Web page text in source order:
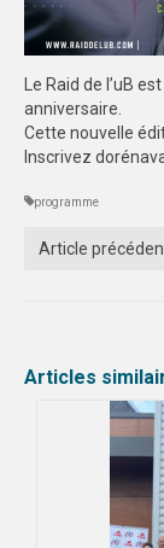
DIJON
SPORTS
Le Raid de l’uB
anniversaire.
Cette nouvelle
Inscrivez
programme
Article
Articles